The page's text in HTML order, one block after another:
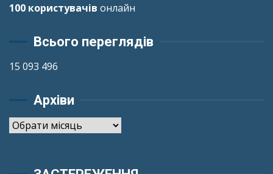
100 користувачів онлайн
Всього переглядів
15 093 496
Архіви
Архіви